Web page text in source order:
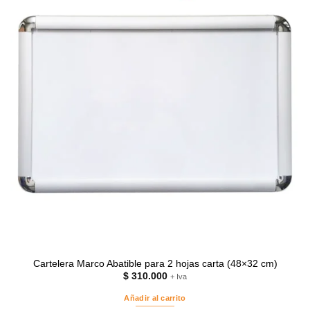
Cartelera Marco Abatible para 2 hojas carta (48×32 cm)
$ 310.000 + Iva
Añadir al carrito